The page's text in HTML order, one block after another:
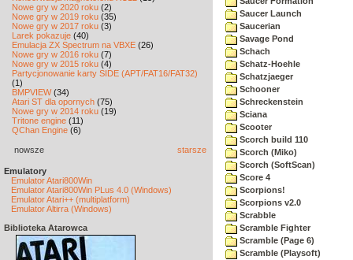
Nowe gry w 2020 roku (2)
Nowe gry w 2019 roku (35)
Nowe gry w 2017 roku (3)
Larek pokazuje (40)
Emulacja ZX Spectrum na VBXE (26)
Nowe gry w 2016 roku (7)
Nowe gry w 2015 roku (4)
Partycjonowanie karty SIDE (APT/FAT16/FAT32)
(1)
BMPVIEW(34)
Atari ST dla opornych (75)
Nowe gry w 2014 roku (19)
Tritone engine (11)
QChan Engine (6)
nowsze starsze
Emulatory
Emulator Atari800Win
Emulator Atari800Win PLus 4.0 (Windows)
Emulator Atari++ (multiplatform)
Emulator Altirra (Windows)
Biblioteka Atarowca
Saucer Launch
Saucerian
Savage Pond
Schach
Schatz-Hoehle
Schatzjaeger
Schooner
Schreckenstein
Sciana
Scooter
Scorch build 110
Scorch (Miko)
Scorch (SoftScan)
Score 4
Scorpions!
Scorpions v2.0
Scrabble
Scramble Fighter
Scramble (Page 6)
Scramble (Playsoft)